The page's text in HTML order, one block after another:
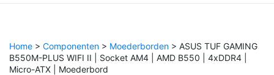
Home > Componenten > Moederborden > ASUS TUF GAMING
B550M-PLUS WIFI II | Socket AM4 | AMD B550 | 4xDDR4 |
Micro-ATX | Moederbord